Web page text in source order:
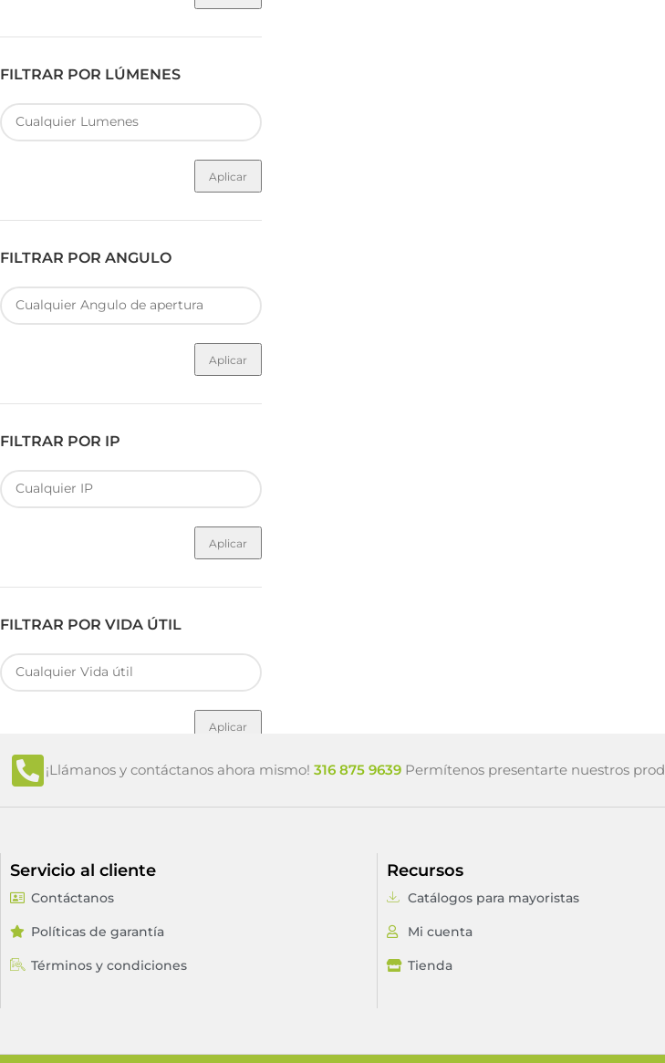
FILTRAR POR LÚMENES
Aplicar
FILTRAR POR ANGULO
Aplicar
FILTRAR POR IP
Aplicar
FILTRAR POR VIDA ÚTIL
Aplicar
¡Llámanos y contáctanos ahora mismo! 316 875 9639 Permítenos presentarte nuestros
Servicio al cliente
Contáctanos
Políticas de garantía
Términos y condiciones
Recursos
Catálogos para mayoristas
Mi cuenta
Tienda